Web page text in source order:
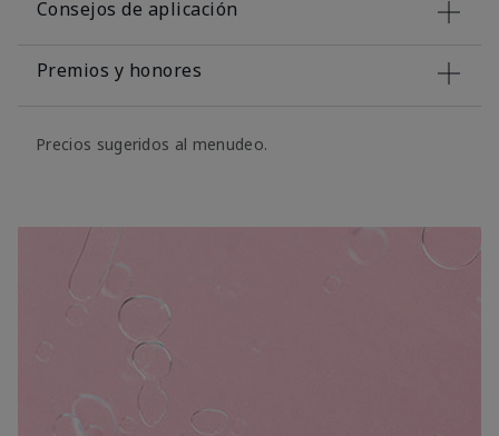
Consejos de aplicación
Premios y honores
Precios sugeridos al menudeo.